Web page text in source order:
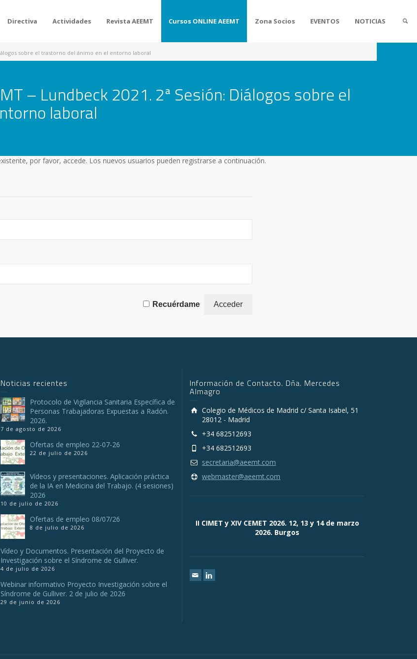
Directiva Actividades Revista AEEMT Cursos ONLINE AEEMT Zona Socios EVENTOS NOTICIAS
sobre el trastorno del ánimo en el entorno laboral
– Lundbeck 2021. 2ª Sesión: Diálogos sobre el
laboral
por favor, accede. Los nuevos usuarios pueden registrarse a continuación.
Recuérdame
Noticias recientes
Protocolo de Vigilancia Sanitaria Específica de
Personas Trabajadoras Expuestas a Radón.
2026.
7 de agosto de 2026
Ofertas de empleo 22-07-26
22 de julio de 2026
Vídeos y presentaciones. Aplicación práctica
de la IA en Medicina del Trabajo. (4 sesiones)
2026
10 de julio de 2026
Ofertas de empleo 08/07/26
8 de julio de 2026
Vídeo y Documentos. Presentación del Proyecto de
Investigación sobre el Síndrome de Gulliver.
4 de julio de 2026
Webinar informativo Proyecto Investigación sobre el
Síndrome de Gulliver. 2 de julio de 2026
29 de junio de 2026
Información de Contacto. Dña. Mercedes
Almagro
Colegio de Médicos de Madrid c/ Santa Isabel, 51
28012 - Madrid
+34 682512693
+34 682512693
secretaria@aeemt.com
webmaster@aeemt.com
II CIMET y XIV CEMET 2026. 12, 13 y 14 de marzo
2026. Burgos